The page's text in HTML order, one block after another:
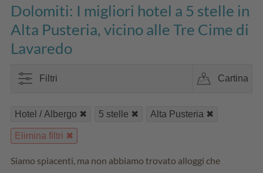
Dolomiti: I migliori hotel a 5 stelle in
Alta Pusteria, vicino alle Tre Cime di
Lavaredo
Filtri Cartina
Hotel / Albergo 5 stelle Alta Pusteria
Elimina filtri
Siamo spiacenti, ma non abbiamo trovato alloggi che